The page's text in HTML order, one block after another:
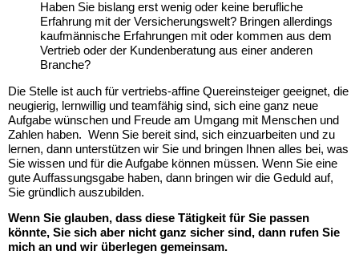
Haben Sie bislang erst wenig oder keine berufliche
Erfahrung mit der Versicherungswelt? Bringen allerdings
kaufmännische Erfahrungen mit oder kommen aus dem
Vertrieb oder der Kundenberatung aus einer anderen
Branche?
Die Stelle ist auch für vertriebs-affine Quereinsteiger geeignet, die
neugierig, lernwillig und teamfähig sind, sich eine ganz neue
Aufgabe wünschen und Freude am Umgang mit Menschen und
Zahlen haben. Wenn Sie bereit sind, sich einzuarbeiten und zu
lernen, dann unterstützen wir Sie und bringen Ihnen alles bei, was
Sie wissen und für die Aufgabe können müssen. Wenn Sie eine
gute Auffassungsgabe haben, dann bringen wir die Geduld auf,
Sie gründlich auszubilden.
Wenn Sie glauben, dass diese Tätigkeit für Sie passen
könnte, Sie sich aber nicht ganz sicher sind, dann rufen Sie
mich an und wir überlegen gemeinsam.